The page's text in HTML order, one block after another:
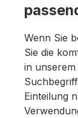
Wenn Sie
Sie die
in
Einteilung